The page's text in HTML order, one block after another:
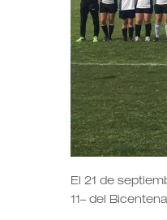
El 21 de
11– del